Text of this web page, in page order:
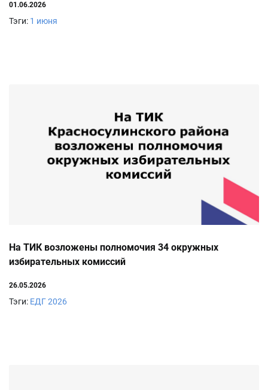
01.06.2026
Тэги: 1 июня
На ТИК возложены полномочия 34 окружных
избирательных комиссий
26.05.2026
Тэги: ЕДГ 2026